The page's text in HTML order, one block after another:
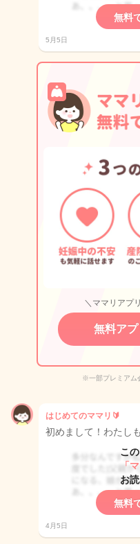
無料
5月5日
＼ママリアプ
無料ア
※一部プレミアム
はじめてのママリ🔰
初めまして！わたし
こ
「
お
無料
4月5日